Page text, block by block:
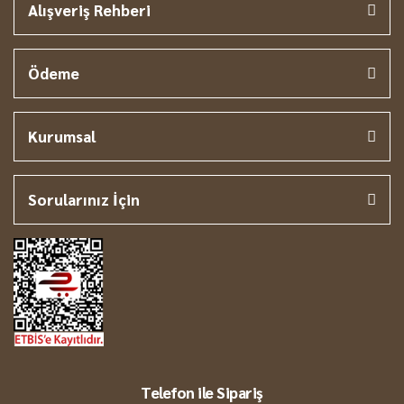
Alışveriş Rehberi
Ödeme
Kurumsal
Sorularınız İçin
Telefon ile Sipariş